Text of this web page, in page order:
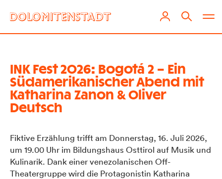
INK Fest 2026: Bogotá 2 – Ein
Südamerikanischer Abend mit
Katharina Zanon & Oliver
Deutsch
Fiktive Erzählung trifft am Donnerstag, 16. Juli 2026,
um 19.00 Uhr im Bildungshaus Osttirol auf Musik und
Kulinarik. Dank einer venezolanischen Off-
Theatergruppe wird die Protagonistin Katharina